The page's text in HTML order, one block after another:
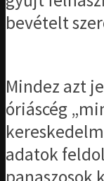
bevételt
Mindez azt
óriáscég
adatok